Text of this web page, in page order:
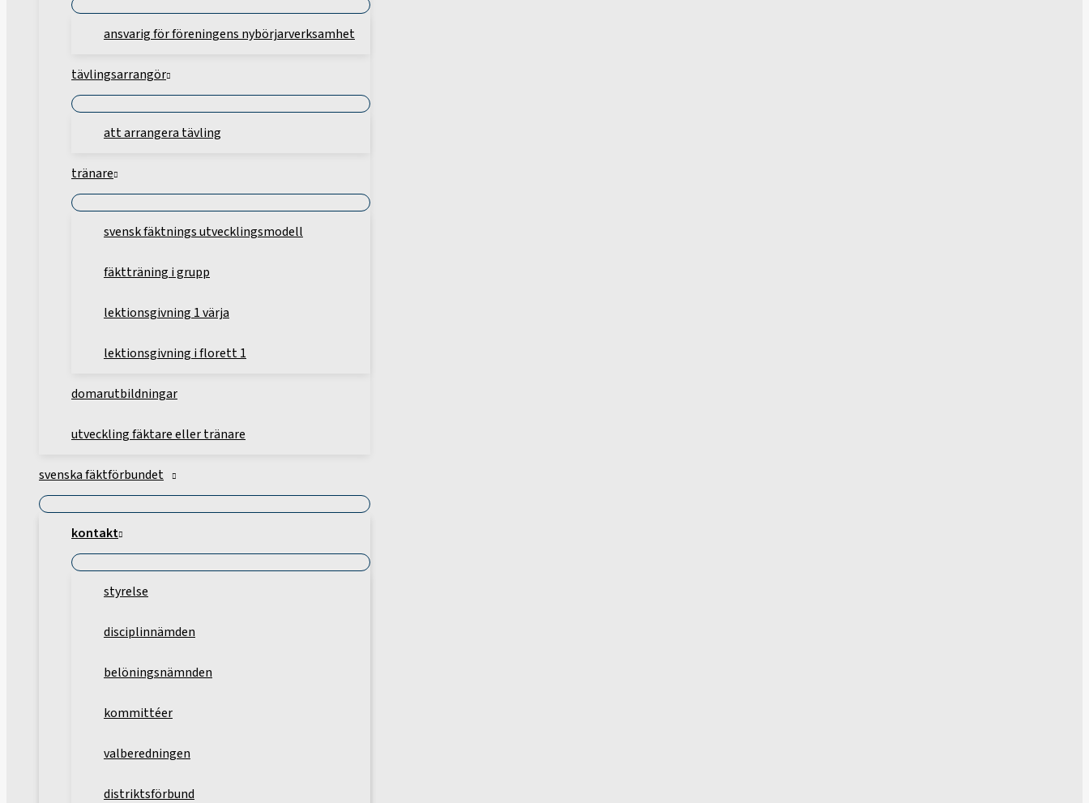
ansvarig för föreningens nybörjarverksamhet
tävlingsarrangör
att arrangera tävling
tränare
svensk fäktnings utvecklingsmodell
fäktträning i grupp
lektionsgivning 1 värja
lektionsgivning i florett 1
domarutbildningar
utveckling fäktare eller tränare
svenska fäktförbundet
kontakt
styrelse
disciplinnämden
belöningsnämnden
kommittéer
valberedningen
distriktsförbund